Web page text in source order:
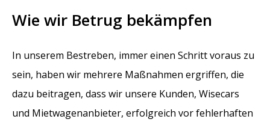
Wie wir Betrug bekämpfen
In unserem Bestreben, immer einen Schritt voraus zu
sein, haben wir mehrere Maßnahmen ergriffen, die
dazu beitragen, dass wir unsere Kunden, Wisecars
und Mietwagenanbieter, erfolgreich vor fehlerhaften